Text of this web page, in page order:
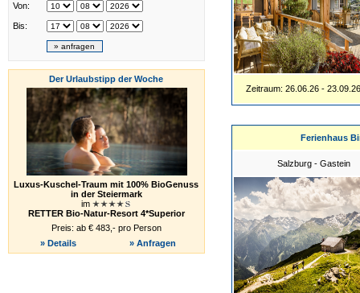
Von:
Bis:
Der Urlaubstipp der Woche
Luxus-Kuschel-Traum mit 100% BioGenuss
in der Steiermark
im
RETTER Bio-Natur-Resort 4*Superior
Preis: ab € 483,- pro Person
» Details
» Anfragen
Zeitraum: 26.06.26 -
Ferienhaus
Salzburg - Gastein